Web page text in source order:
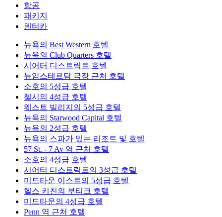
항공
패키지
렌터카
뉴욕의 Best Western 호텔
뉴욕의 Club Quarters 호텔
시어터 디스트릭트 호텔
뉴암스테르담 극장 근처 호텔
소호의 5성급 호텔
첼시의 4성급 호텔
웨스트 빌리지의 5성급 호텔
뉴욕의 Starwood Capital 호텔
뉴욕의 2성급 호텔
뉴욕의 스파가 있는 리조트 및 호텔
57 St. - 7 Av 역 근처 호텔
소호의 4성급 호텔
시어터 디스트릭트의 3성급 호텔
미드타운 이스트의 5성급 호텔
헬스 키친의 부티크 호텔
미드타운의 4성급 호텔
Penn 역 근처 호텔